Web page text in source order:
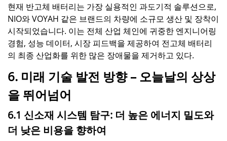
현재 반고체 배터리는 가장 실용적인 과도기적 솔루션으로,
NIO와 VOYAH 같은 브랜드의 차량에 소규모 생산 및 장착이
시작되었습니다. 이는 전체 산업 체인에 귀중한 엔지니어링
경험, 성능 데이터, 시장 피드백을 제공하여 전고체 배터리
의 최종 산업화를 위한 많은 장애물을 제거하고 있다.
6. 미래 기술 발전 방향 – 오늘날의 상상
을 뛰어넘어
6.1 신소재 시스템 탐구: 더 높은 에너지 밀도와
더 낮은 비용을 향하여